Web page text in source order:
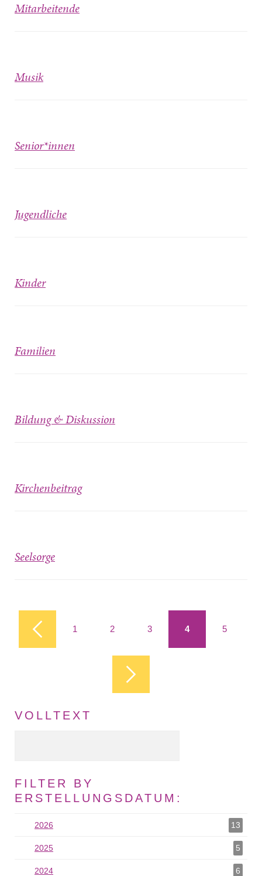
Mitarbeitende
Musik
Senior*innen
Jugendliche
Kinder
Familien
Bildung & Diskussion
Kirchenbeitrag
Seelsorge
Seiten 1 2 3 4 5
VOLLTEXT
FILTER BY
ERSTELLUNGSDATUM:
2026 13
2025 5
2024 6